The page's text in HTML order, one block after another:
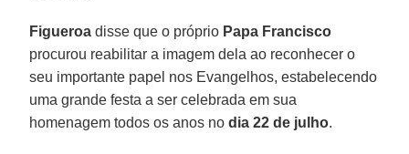
Figueroa disse que o próprio Papa Francisco
procurou reabilitar a imagem dela ao reconhecer o
seu importante papel nos Evangelhos, estabelecendo
uma grande festa a ser celebrada em sua
homenagem todos os anos nodia 22 de julho.